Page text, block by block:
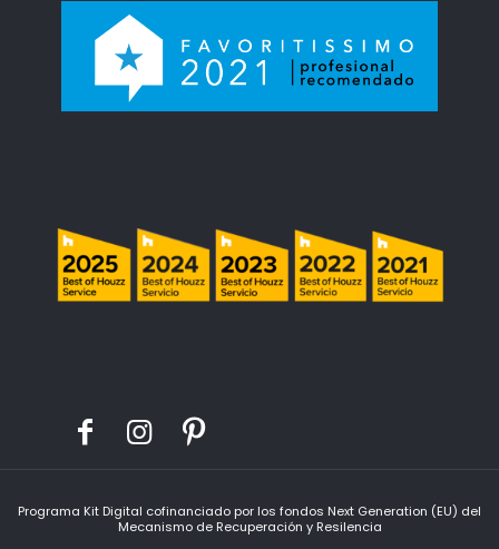
Programa Kit Digital cofinanciado por los fondos Next Generation (EU) del
Mecanismo de Recuperación y Resilencia